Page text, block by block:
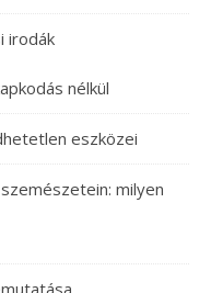
irodák
nélkül
eszközei
milyen